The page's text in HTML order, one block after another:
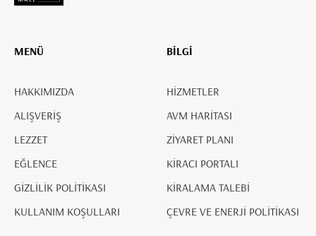
MENÜ
HAKKIMIZDA
ALIŞVERİŞ
LEZZET
EĞLENCE
GİZLİLİK POLİTİKASI
KULLANIM KOŞULLARI
BİLGİ
HİZMETLER
AVM HARİTASI
ZİYARET PLANI
KİRACI PORTALI
KİRALAMA TALEBİ
ÇEVRE VE ENERJİ POLİTİKASI